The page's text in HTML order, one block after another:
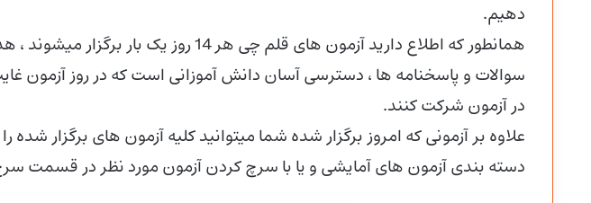
دهیم.
همانطور که اطلاع دارید آزمون های قلم چی هر 14 روز یک
سوالات و پاسخنامه ها ، دسترسی آسان دانش آموزانی است که در روز آزمون
در آزمون شرکت کنند.
علاوه بر آزمونی که امروز برگزار شده شما میتوانید کلیه آزمون های برگزار شده
دسته بندی آزمون های آمایشی و یا با سرچ کردن آزمون مورد نظر در قسمت